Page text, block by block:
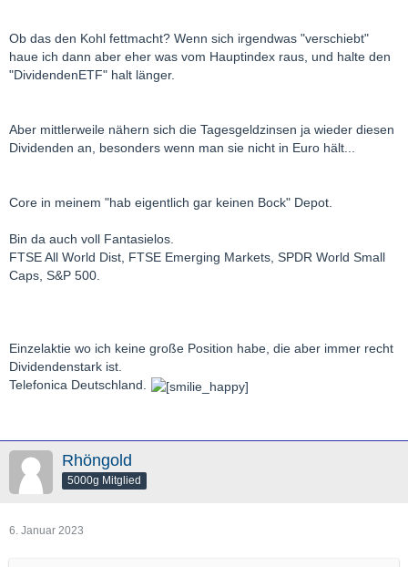
Ob das den Kohl fettmacht? Wenn sich irgendwas "verschiebt"
haue ich dann aber eher was vom Hauptindex raus, und halte den
"DividendenETF" halt länger.
Aber mittlerweile nähern sich die Tagesgeldzinsen ja wieder diesen
Dividenden an, besonders wenn man sie nicht in Euro hält...
Core in meinem "hab eigentlich gar keinen Bock" Depot.
Bin da auch voll Fantasielos.
FTSE All World Dist, FTSE Emerging Markets, SPDR World Small
Caps, S&P 500.
Einzelaktie wo ich keine große Position habe, die aber immer recht
Dividendenstark ist.
Telefonica Deutschland.
Rhöngold
5000g Mitglied
6. Januar 2023